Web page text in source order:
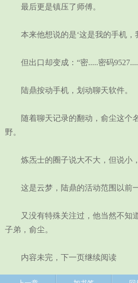
最后更是镇压了师傅。
本来他想说的是‘这是我的手机，
但出口却变成：“密.....密码
陆鼎按动手机，划动聊天软件。
随着聊天记录的翻动，俞尘这个
野。
炼炁士的圈子说大不大，但说小，
这是云梦，陆鼎的活动范围以前一
又没有特殊关注过，他当然不知
子弟，俞尘。
内容未完，下一页继续阅读